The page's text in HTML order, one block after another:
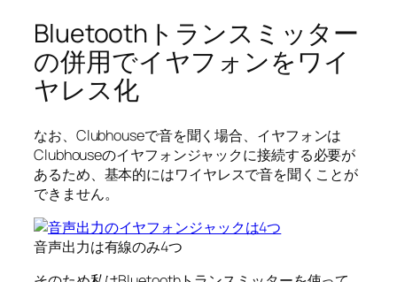
Bluetoothトランスミッター
の併用でイヤフォンをワイ
ヤレス化
なお、Clubhouseで音を聞く場合、イヤフォンは
Clubhouseのイヤフォンジャックに接続する必要が
あるため、基本的にはワイヤレスで音を聞くことが
できません。
音声出力は有線のみ4つ